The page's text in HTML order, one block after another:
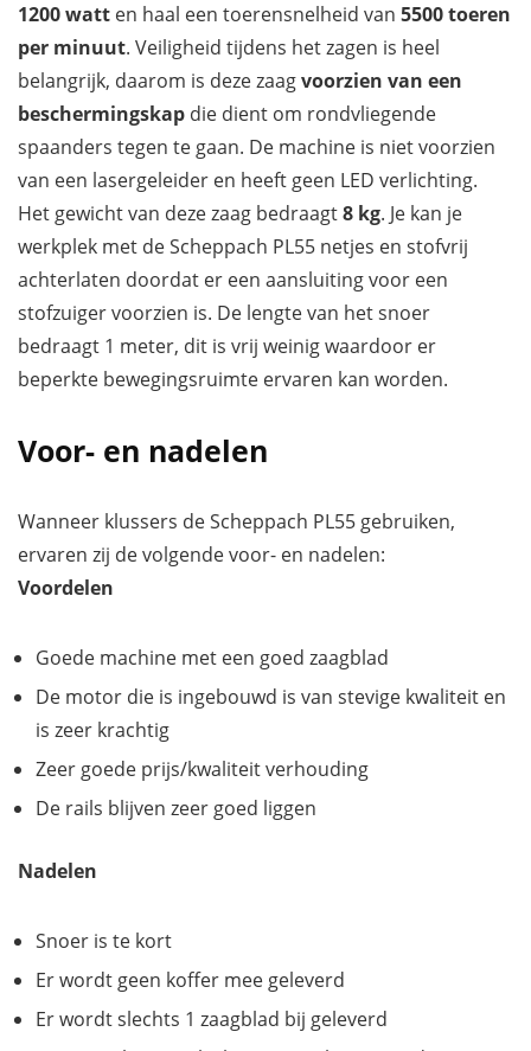
1200 watt en haal een toerensnelheid van 5500 toeren
per minuut. Veiligheid tijdens het zagen is heel
belangrijk, daarom is deze zaagvoorzien van een
beschermingskap die dient om rondvliegende
spaanders tegen te gaan. De machine is niet voorzien
van een lasergeleider en heeft geen LED verlichting.
Het gewicht van deze zaag bedraagt8 kg. Je kan je
werkplek met de Scheppach PL55 netjes en stofvrij
achterlaten doordat er een aansluiting voor een
stofzuiger voorzien is. De lengte van het snoer
bedraagt 1 meter, dit is vrij weinig waardoor er
beperkte bewegingsruimte ervaren kan worden.
Voor- en nadelen
Wanneer klussers de Scheppach PL55 gebruiken,
ervaren zij de volgende voor- en nadelen:
Voordelen
Goede machine met een goed zaagblad
De motor die is ingebouwd is van stevige kwaliteit en
is zeer krachtig
Zeer goede prijs/kwaliteit verhouding
De rails blijven zeer goed liggen
Nadelen
Snoer is te kort
Er wordt geen koffer mee geleverd
Er wordt slechts 1 zaagblad bij geleverd